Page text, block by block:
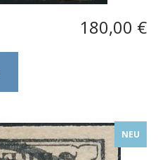
180,00 €
NEU